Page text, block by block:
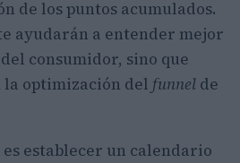
de los puntos acumulados.
ayudarán a entender mejor
consumidor, sino que
optimización del funnel de
establecer un calendario